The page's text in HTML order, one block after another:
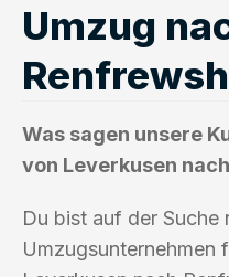
Umzug
Was sagen unsere
von Leverkusen
Du bist auf der Suche
Umzugsunternehmen